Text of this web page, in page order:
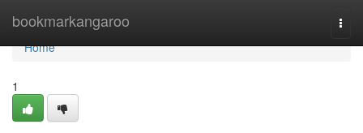
bookmarkangaroo
Home
Home
1